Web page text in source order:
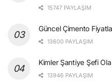
15747 PAYLAŞIM
Güncel Çimento
13600 PAYLAŞIM
Kimler Şantiye Şefi
13946 PAYLAŞIM